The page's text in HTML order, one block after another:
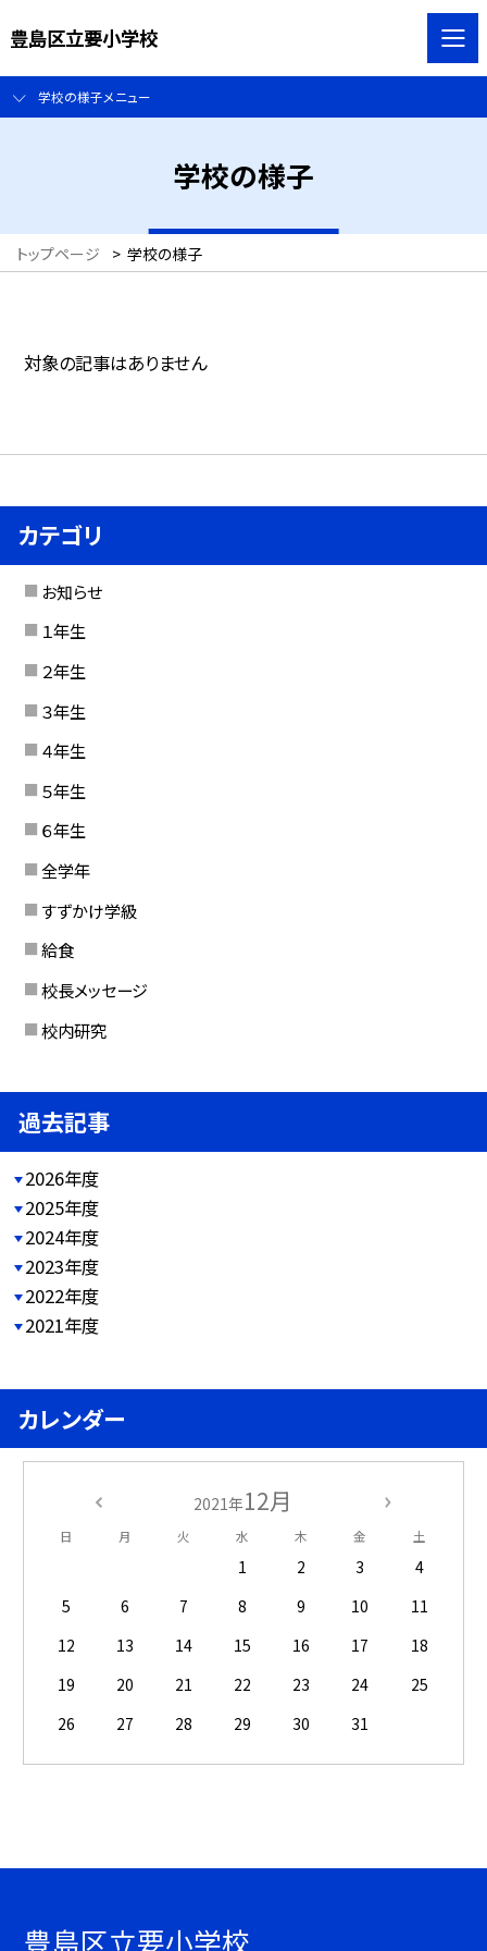
豊島区立要小学校
学校の様子メニュー
学校の様子
トップページ > 学校の様子
対象の記事はありません
カテゴリ
お知らせ
１年生
２年生
３年生
４年生
５年生
６年生
全学年
すずかけ学級
給食
校長メッセージ
校内研究
過去記事
2026年度
2025年度
2024年度
2023年度
2022年度
2021年度
カレンダー
2021年12月
日 月 火 水 木 金 土
1 2 3
4
5
6 7 8 9 10
11
12
13 14 15 16 17
18
19
20 21 22 23 24
25
26
27 28 29 30 31
豊島区立要小学校